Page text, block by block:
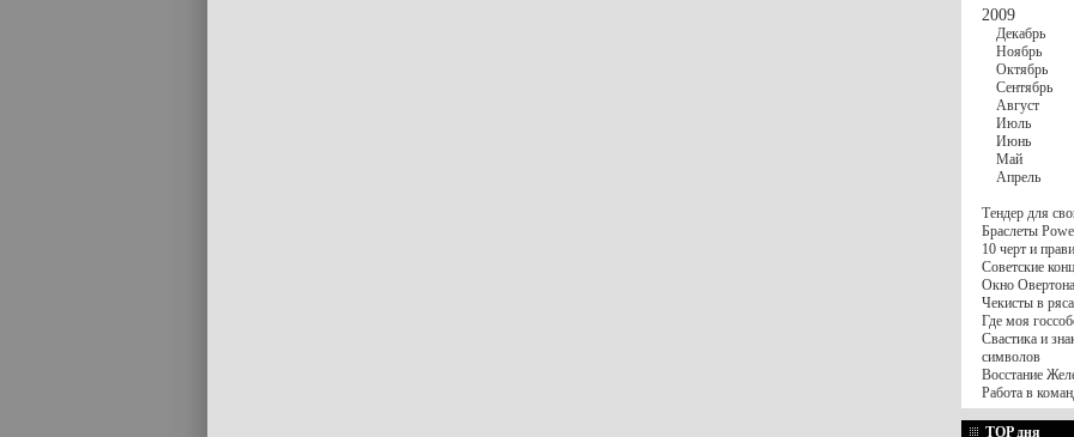
2009
Декабрь
Ноябрь
Октябрь
Сентябрь
Август
Июль
Июнь
Май
Апрель
Тендер для
Браслеты
10 черт и
Советские
Окно
Чекисты в
Где моя
Свастика и
символов
Восстание
Работа в
TOP дня